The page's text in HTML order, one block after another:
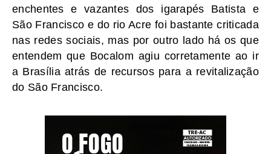
enchentes e vazantes dos igarapés Batista e
São Francisco e do rio Acre foi bastante criticada
nas redes sociais, mas por outro lado há os que
entendem que Bocalom agiu corretamente ao ir
a Brasília atrás de recursos para a revitalização
do São Francisco.